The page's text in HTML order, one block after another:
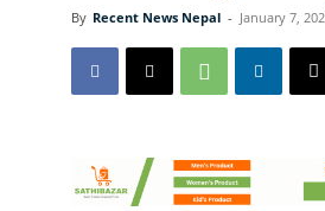
By Recent News Nepal - January 7,